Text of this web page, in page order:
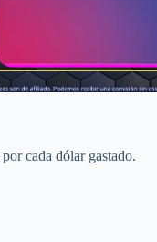
por cada dólar gastado.